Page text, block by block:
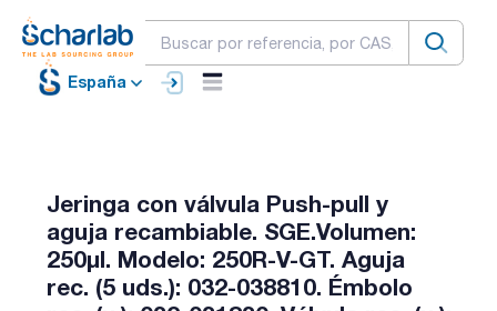
España
Jeringa con válvula Push-pull y
aguja recambiable. SGE.Volumen:
250µl. Modelo: 250R-V-GT. Aguja
rec. (5 uds.): 032-038810. Émbolo